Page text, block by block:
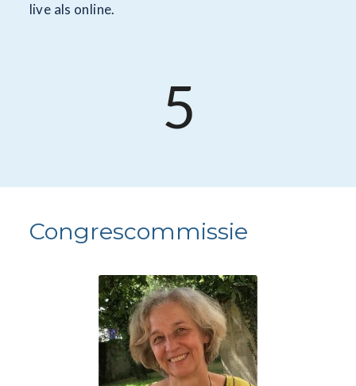
live als online.
5
Congrescommissie